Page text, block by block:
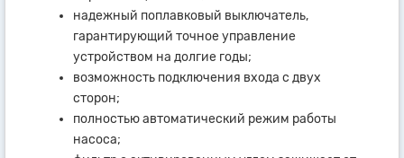
надежный поплавковый выключатель,
гарантирующий точное управление
устройством на долгие годы;
возможность подключения входа с двух
сторон;
полностью автоматический режим работы
насоса;